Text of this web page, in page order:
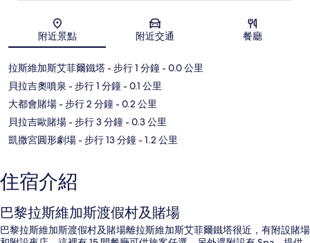
地圖
附近景點 附近交通 餐廳
拉斯維加斯艾菲爾鐵塔- 步行 1 分鐘- 0.0 公里
貝拉吉奧噴泉 - 步行 1 分鐘- 0.1 公里
大都會賭場- 步行 2 分鐘- 0.2 公里
貝拉吉歐賭場- 步行 3 分鐘- 0.3 公里
凱撒宮圓形劇場- 步行 13 分鐘- 1.2 公里
住宿介紹
巴黎拉斯維加斯渡假村及賭場
巴黎拉斯維加斯渡假村及賭場離拉斯維加斯艾菲爾鐵塔很近，有附設賭場